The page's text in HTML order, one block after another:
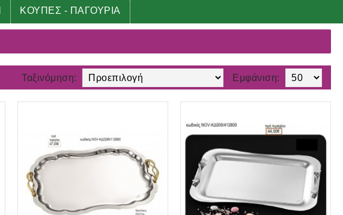
ΚΟΥΠΕΣ - ΠΑΓΟΥΡΙΑ
Εμφάνιση:
Ταξινόμηση: